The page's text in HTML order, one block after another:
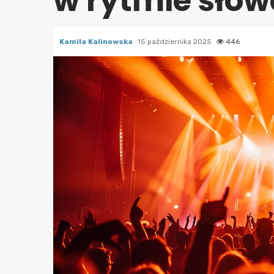
Kamila Kalinowska 15 października 2025 446